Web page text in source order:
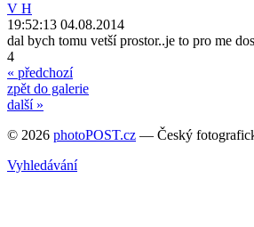
V H
19:52:13 04.08.2014
dal bych tomu vetší prostor..je to pro me
4
« předchozí
zpět do galerie
další »
© 2026 photoPOST.cz — Český
Vyhledávání